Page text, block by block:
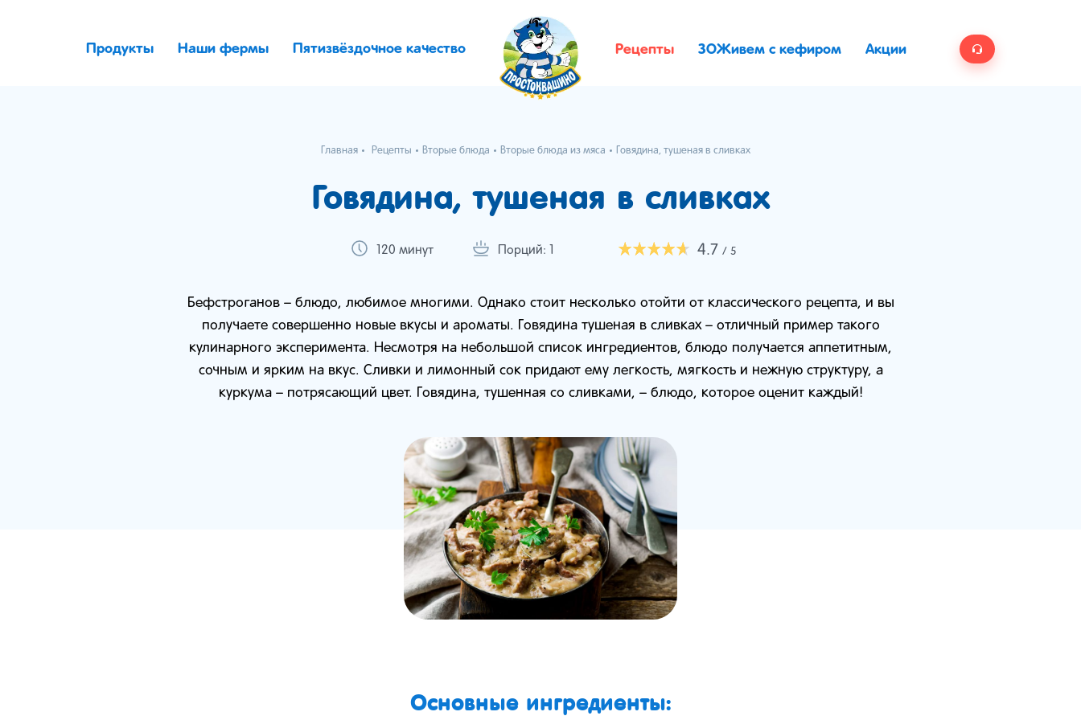
Продукты Наши фермы Пятизвёздочное качество Рецепты ЗОЖивем с кефиром Акции
Главная Рецепты Вторые блюда Вторые блюда из мяса Говядина, тушеная в сливках
Говядина, тушеная в сливках
120 минут Порций: 1 4.7 / 5
Бефстроганов – блюдо, любимое многими. Однако стоит несколько отойти от классического рецепта, и вы
получаете совершенно новые вкусы и ароматы. Говядина тушеная в сливках – отличный пример такого
кулинарного эксперимента. Несмотря на небольшой список ингредиентов, блюдо получается аппетитным,
сочным и ярким на вкус. Сливки и лимонный сок придают ему легкость, мягкость и нежную структуру, а
куркума – потрясающий цвет. Говядина, тушенная со сливками, – блюдо, которое оценит каждый!
Основные ингредиенты: